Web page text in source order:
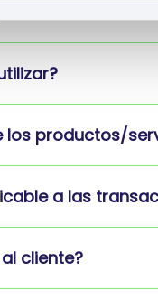
los productos/
a las
cliente?